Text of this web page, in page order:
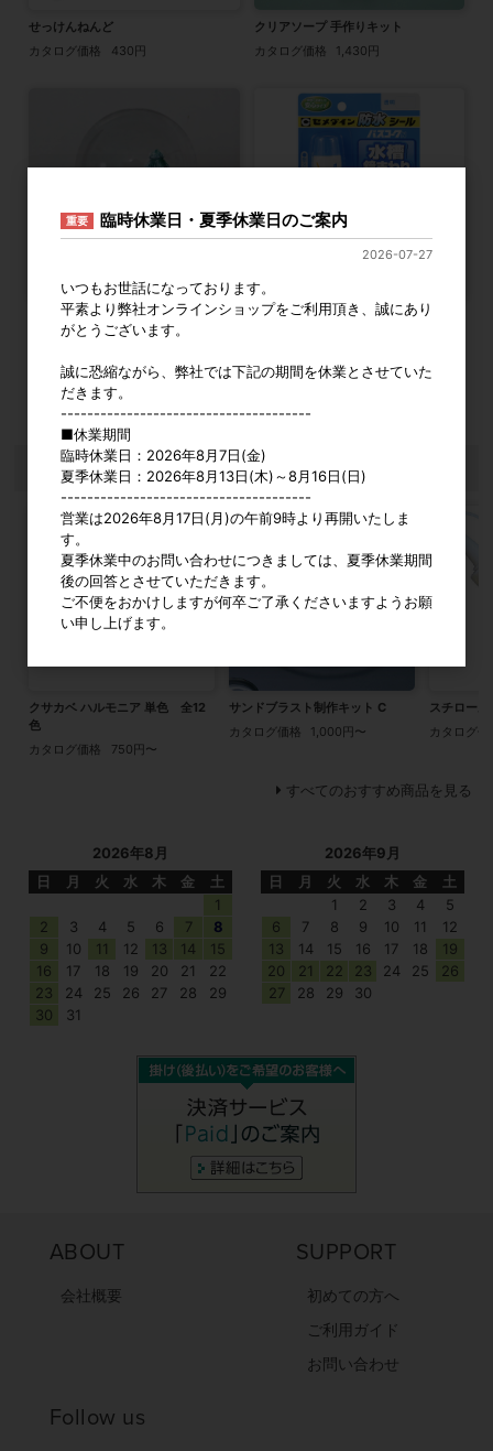
せっけんねんど
カタログ価格
430円
クリアソープ 手作りキット
カタログ価格
1,430円
ネジ式スノードームキット
参考上代
950円
セメダイン シーリング材 バスコーク
6件中 1〜6件目
おすすめ商品
クサカベ ハルモニア 単色 全12
色
カタログ価格
750円〜
サンドブラスト制作キット C
カタログ価格
1,000円〜
スチロー
カタログ価
すべてのおすすめ商品を見る
2026年8月
日
月 火 水 木 金
土
1
2
3 4 5 6 7
8
9
10 11 12 13 14
15
16
17 18 19 20 21
22
23
24 25 26 27 28
29
30
31
2026年9月
日
月 火 水 木 金
土
1
2 3 4
5
6
7 8 9 10 11
12
13
14 15 16 17 18
19
20
21 22 23 24 25
26
27
28 29 30
ABOUT
会社概要
SUPPORT
初めての方へ
ご利用ガイド
お問い合わせ
Follow us
重要 臨時休業日・夏季休業日のご案内
2026-07-27
いつもお世話になっております。
平素より弊社オンラインショップをご利用頂き、誠にあり
がとうございます。
誠に恐縮ながら、弊社では下記の期間を休業とさせていた
だきます。
--------------------------------------
■休業期間
臨時休業日：2026年8月7日(金)
夏季休業日：2026年8月13日(木)～8月16日(日)
--------------------------------------
営業は2026年8月17日(月)の午前9時より再開いたしま
す。
夏季休業中のお問い合わせにつきましては、夏季休業期間
後の回答とさせていただきます。
ご不便をおかけしますが何卒ご了承くださいますようお願
い申し上げます。